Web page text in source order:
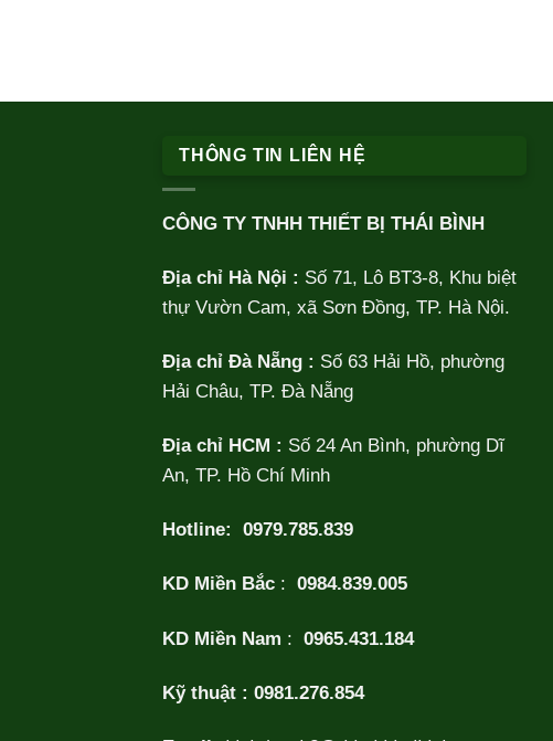
THÔNG TIN LIÊN HỆ
CÔNG TY TNHH THIẾT BỊ THÁI BÌNH
Địa chỉ Hà Nội : Số 71, Lô BT3-8, Khu biệt
thự Vườn Cam, xã Sơn Đồng, TP. Hà Nội.
Địa chỉ Đà Nẵng : Số 63 Hải Hồ, phường
Hải Châu, TP. Đà Nẵng
Địa chỉ HCM : Số 24 An Bình, phường Dĩ
An, TP. Hồ Chí Minh
Hotline: 0979.785.839
KD Miền Bắc : 0984.839.005
KD Miền Nam : 0965.431.184
Kỹ thuật : 0981.276.854